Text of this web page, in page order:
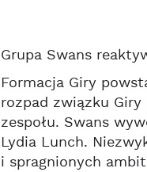
Grupa Swans
Formacja Giry
rozpad związku
zespołu. Swans
Lydia Lunch.
i spragnionych